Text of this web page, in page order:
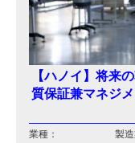
【ハノイ】将来
質保証兼マネジ
業種： 製